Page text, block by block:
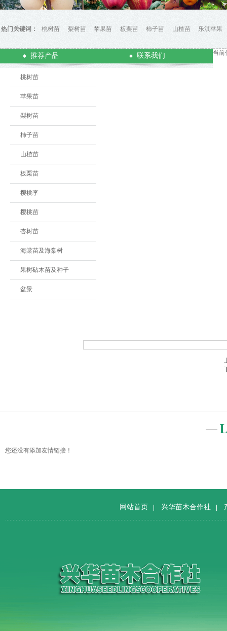
热门关键词： 桃树苗 梨树苗 苹果苗 板栗苗 柿子苗 山楂苗 乐淇苹果
推荐产品
桃树苗
苹果苗
梨树苗
柿子苗
山楂苗
板栗苗
樱桃李
樱桃苗
杏树苗
海棠苗及海棠树
果树砧木苗及种子
盆景
联系我们 当前
您还没有添加友情链接！
网站首页 兴华苗木合作社